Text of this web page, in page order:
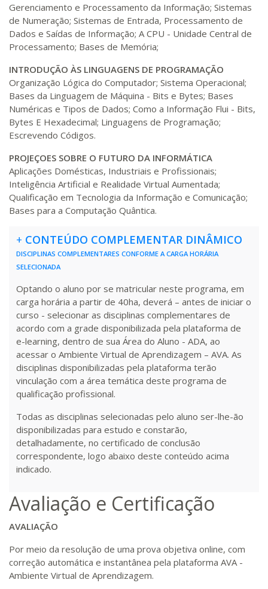
Gerenciamento e Processamento da Informação; Sistemas
de Numeração; Sistemas de Entrada, Processamento de
Dados e Saídas de Informação; A CPU - Unidade Central de
Processamento; Bases de Memória;
INTRODUÇÃO ÀS LINGUAGENS DE PROGRAMAÇÃO
Organização Lógica do Computador; Sistema Operacional;
Bases da Linguagem de Máquina - Bits e Bytes; Bases
Numéricas e Tipos de Dados; Como a Informação Flui - Bits,
Bytes E Hexadecimal; Linguagens de Programação;
Escrevendo Códigos.
PROJEÇOES SOBRE O FUTURO DA INFORMÁTICA
Aplicações Domésticas, Industriais e Profissionais;
Inteligência Artificial e Realidade Virtual Aumentada;
Qualificação em Tecnologia da Informação e Comunicação;
Bases para a Computação Quântica.
+ CONTEÚDO COMPLEMENTAR DINÂMICO
DISCIPLINAS COMPLEMENTARES CONFORME A CARGA HORÁRIA
SELECIONADA
Optando o aluno por se matricular neste programa, em
carga horária a partir de 40ha, deverá – antes de iniciar o
curso - selecionar as disciplinas complementares de
acordo com a grade disponibilizada pela plataforma de
e-learning, dentro de sua Área do Aluno - ADA, ao
acessar o Ambiente Virtual de Aprendizagem – AVA. As
disciplinas disponibilizadas pela plataforma terão
vinculação com a área temática deste programa de
qualificação profissional.
Todas as disciplinas selecionadas pelo aluno ser-lhe-ão
disponibilizadas para estudo e constarão,
detalhadamente, no certificado de conclusão
correspondente, logo abaixo deste conteúdo acima
indicado.
Avaliação e Certificação
AVALIAÇÃO
Por meio da resolução de uma prova objetiva online, com
correção automática e instantânea pela plataforma AVA -
Ambiente Virtual de Aprendizagem.